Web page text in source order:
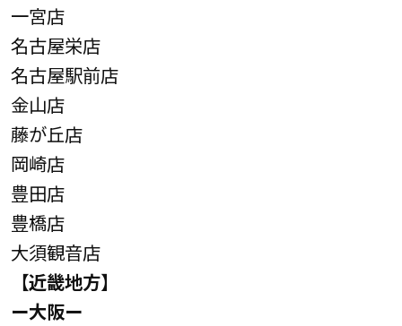
一宮店
名古屋栄店
名古屋駅前店
金山店
藤が丘店
岡崎店
豊田店
豊橋店
大須観音店
【近畿地方】
ー大阪ー